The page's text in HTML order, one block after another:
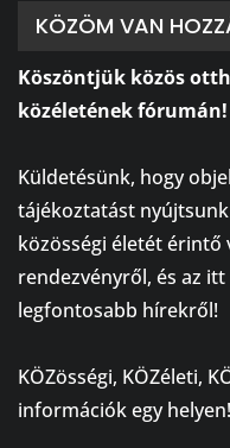
KÖZÖM VAN
Köszöntjük közös
közéletének fórumán!
Küldetésünk, hogy
tájékoztatást
közösségi életét érintő
rendezvényről, és az
legfontosabb hírekről!
KÖZösségi, KÖZéleti,
információk egy helyen!